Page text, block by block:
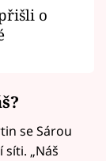
o
se Sárou
síti. „Náš